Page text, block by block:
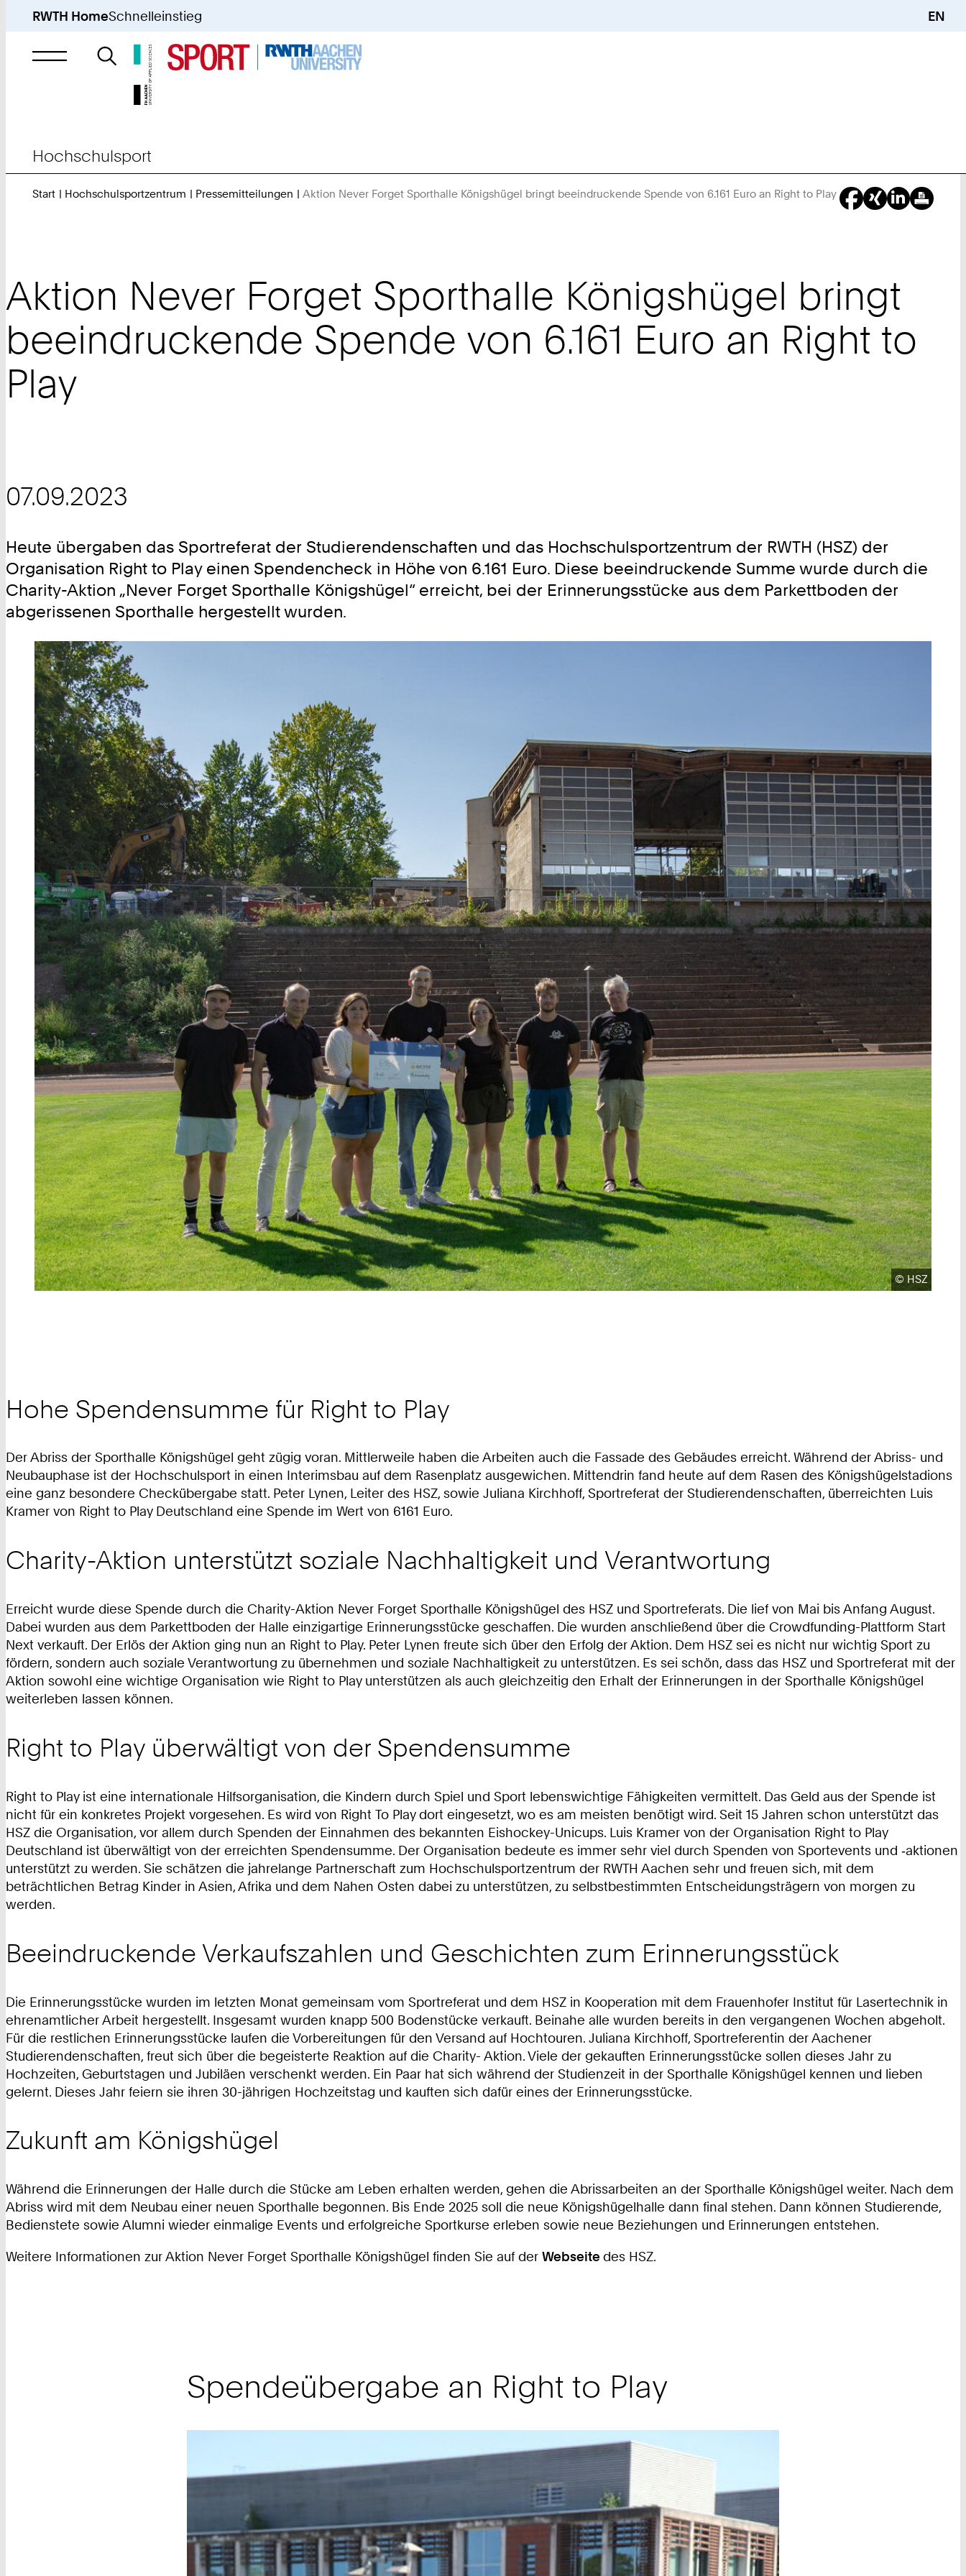
RWTH HomeSchnelleinstieg EN
Suche
nach
Hochschulsport
Sie
sind
Start Hochschulsportzentrum Pressemitteilungen Aktion Never Forget Sporthalle Königshügel bringt beeindruckende Spende von 6.161 Euro an Right to Play
Aktion Never Forget Sporthalle Königshügel bringt
beeindruckende Spende von 6.161 Euro an Right to
Play
07.09.2023
Heute übergaben das Sportreferat der Studierendenschaften und das Hochschulsportzentrum der RWTH (HSZ) der
Organisation Right to Play einen Spendencheck in Höhe von 6.161 Euro. Diese beeindruckende Summe wurde durch die
Charity-Aktion „Never Forget Sporthalle Königshügel“ erreicht, bei der Erinnerungsstücke aus dem Parkettboden der
abgerissenen Sporthalle hergestellt wurden.
© HSZ
Hohe Spendensumme für Right to Play
Der Abriss der Sporthalle Königshügel geht zügig voran. Mittlerweile haben die Arbeiten auch die Fassade des Gebäudes erreicht. Während der Abriss- und
Neubauphase ist der Hochschulsport in einen Interimsbau auf dem Rasenplatz ausgewichen. Mittendrin fand heute auf dem Rasen des Königshügelstadions
eine ganz besondere Checkübergabe statt. Peter Lynen, Leiter des HSZ, sowie Juliana Kirchhoff, Sportreferat der Studierendenschaften, überreichten Luis
Kramer von Right to Play Deutschland eine Spende im Wert von 6161 Euro.
Charity-Aktion unterstützt soziale Nachhaltigkeit und Verantwortung
Erreicht wurde diese Spende durch die Charity-Aktion Never Forget Sporthalle Königshügel des HSZ und Sportreferats. Die lief von Mai bis Anfang August.
Dabei wurden aus dem Parkettboden der Halle einzigartige Erinnerungsstücke geschaffen. Die wurden anschließend über die Crowdfunding-Plattform Start
Next verkauft. Der Erlös der Aktion ging nun an Right to Play. Peter Lynen freute sich über den Erfolg der Aktion. Dem HSZ sei es nicht nur wichtig Sport zu
fördern, sondern auch soziale Verantwortung zu übernehmen und soziale Nachhaltigkeit zu unterstützen. Es sei schön, dass das HSZ und Sportreferat mit der
Aktion sowohl eine wichtige Organisation wie Right to Play unterstützen als auch gleichzeitig den Erhalt der Erinnerungen in der Sporthalle Königshügel
weiterleben lassen können.
Right to Play überwältigt von der Spendensumme
Right to Play ist eine internationale Hilfsorganisation, die Kindern durch Spiel und Sport lebenswichtige Fähigkeiten vermittelt. Das Geld aus der Spende ist
nicht für ein konkretes Projekt vorgesehen. Es wird von Right To Play dort eingesetzt, wo es am meisten benötigt wird. Seit 15 Jahren schon unterstützt das
HSZ die Organisation, vor allem durch Spenden der Einnahmen des bekannten Eishockey-Unicups. Luis Kramer von der Organisation Right to Play
Deutschland ist überwältigt von der erreichten Spendensumme. Der Organisation bedeute es immer sehr viel durch Spenden von Sportevents und ‑aktionen
unterstützt zu werden. Sie schätzen die jahrelange Partnerschaft zum Hochschulsportzentrum der RWTH Aachen sehr und freuen sich, mit dem
beträchtlichen Betrag Kinder in Asien, Afrika und dem Nahen Osten dabei zu unterstützen, zu selbstbestimmten Entscheidungsträgern von morgen zu
werden.
Beeindruckende Verkaufszahlen und Geschichten zum Erinnerungsstück
Die Erinnerungsstücke wurden im letzten Monat gemeinsam vom Sportreferat und dem HSZ in Kooperation mit dem Frauenhofer Institut für Lasertechnik in
ehrenamtlicher Arbeit hergestellt. Insgesamt wurden knapp 500 Bodenstücke verkauft. Beinahe alle wurden bereits in den vergangenen Wochen abgeholt.
Für die restlichen Erinnerungsstücke laufen die Vorbereitungen für den Versand auf Hochtouren. Juliana Kirchhoff, Sportreferentin der Aachener
Studierendenschaften, freut sich über die begeisterte Reaktion auf die Charity- Aktion. Viele der gekauften Erinnerungsstücke sollen dieses Jahr zu
Hochzeiten, Geburtstagen und Jubiläen verschenkt werden. Ein Paar hat sich während der Studienzeit in der Sporthalle Königshügel kennen und lieben
gelernt. Dieses Jahr feiern sie ihren 30-jährigen Hochzeitstag und kauften sich dafür eines der Erinnerungsstücke.
Zukunft am Königshügel
Während die Erinnerungen der Halle durch die Stücke am Leben erhalten werden, gehen die Abrissarbeiten an der Sporthalle Königshügel weiter. Nach dem
Abriss wird mit dem Neubau einer neuen Sporthalle begonnen. Bis Ende 2025 soll die neue Königshügelhalle dann final stehen. Dann können Studierende,
Bedienstete sowie Alumni wieder einmalige Events und erfolgreiche Sportkurse erleben sowie neue Beziehungen und Erinnerungen entstehen.
Weitere Informationen zur Aktion Never Forget Sporthalle Königshügel finden Sie auf der Webseite des HSZ.
Spendeübergabe an Right to Play